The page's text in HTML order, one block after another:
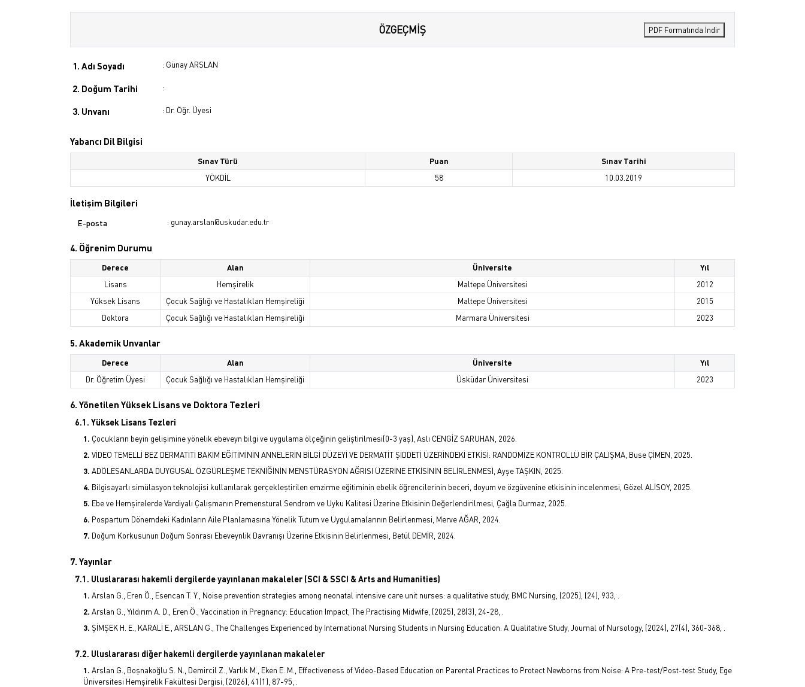
ÖZGEÇMİŞ PDF Formatında İndir
1. Adı Soyadı : Günay ARSLAN
2. Doğum Tarihi :
3. Unvanı : Dr. Öğr. Üyesi
Yabancı Dil Bilgisi
Sınav Türü Puan
Sınav Tarihi
YÖKDİL
58 10.03.2019
İletişim Bilgileri
E-posta : gunay.arslan@uskudar.edu.tr
4. Öğrenim Durumu
Derece Alan Üniversite
Yıl
Lisans
Hemşirelik Maltepe Üniversitesi
2012
Yüksek Lisans
Çocuk Sağlığı ve Hastalıkları Hemşireliği Maltepe Üniversitesi
2015
Doktora
Çocuk Sağlığı ve Hastalıkları Hemşireliği Marmara Üniversitesi 2023
5. Akademik Unvanlar
Derece Alan Üniversite
Yıl
Dr. Öğretim Üyesi
Çocuk Sağlığı ve Hastalıkları Hemşireliği Üsküdar Üniversitesi 2023
6. Yönetilen Yüksek Lisans ve Doktora Tezleri
6.1. Yüksek Lisans Tezleri
Çocukların beyin gelişimine yönelik ebeveyn bilgi ve uygulama ölçeğinin geliştirilmesi(0-3 yaş), Aslı CENGİZ SARUHAN, 2026.
VİDEO TEMELLİ BEZ DERMATİTİ BAKIM EĞİTİMİNİN ANNELERİN BİLGİ DÜZEYİ VE DERMATİT ŞİDDETİ ÜZERİNDEKİ ETKİSİ: RANDOMİZE KONTROLLÜ BİR ÇALIŞMA, Buse ÇİMEN, 2025.
ADÖLESANLARDA DUYGUSAL ÖZGÜRLEŞME TEKNİĞİNİN MENSTÜRASYON AĞRISI ÜZERİNE ETKİSİNİN BELİRLENMESİ, Ayşe TAŞKIN, 2025.
Bilgisayarlı simülasyon teknolojisi kullanılarak gerçekleştirilen emzirme eğitiminin ebelik öğrencilerinin beceri, doyum ve özgüvenine etkisinin incelenmesi, Gözel ALİSOY, 2025.
Ebe ve Hemşirelerde Vardiyalı Çalışmanın Premenstural Sendrom ve Uyku Kalitesi Üzerine Etkisinin Değerlendirilmesi, Çağla Durmaz, 2025.
Pospartum Dönemdeki Kadınların Aile Planlamasına Yönelik Tutum ve Uygulamalarının Belirlenmesi, Merve AĞAR, 2024.
Doğum Korkusunun Doğum Sonrası Ebeveynlik Davranışı Üzerine Etkisinin Belirlenmesi, Betül DEMİR, 2024.
7. Yayınlar
7.1. Uluslararası hakemli dergilerde yayınlanan makaleler (SCI & SSCI & Arts and Humanities)
Arslan G., Eren Ö., Esencan T. Y., Noise prevention strategies among neonatal intensive care unit nurses: a qualitative study, BMC Nursing, (2025), (24), 933, .
Arslan G., Yıldırım A. D., Eren Ö., Vaccination in Pregnancy: Education Impact, The Practising Midwife, (2025), 28(3), 24-28, .
ŞİMŞEK H. E., KARALİ E., ARSLAN G., The Challenges Experienced by International Nursing Students in Nursing Education: A Qualitative Study, Journal of Nursology, (2024), 27(4), 360-368, .
7.2. Uluslararası diğer hakemli dergilerde yayınlanan makaleler
Arslan G., Boşnakoğlu S. N., Demircil Z., Varlık M., Eken E. M., Effectiveness of Video-Based Education on Parental Practices to Protect Newborns from Noise: A Pre-test/Post-test Study, Ege
Üniversitesi Hemşirelik Fakültesi Dergisi, (2026), 41(1), 87-95, .